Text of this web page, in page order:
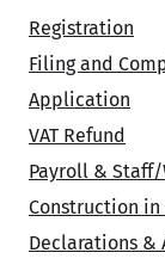
Registration
Filing and
Application
VAT Refund
Payroll & Staff/
Construction
Declarations &